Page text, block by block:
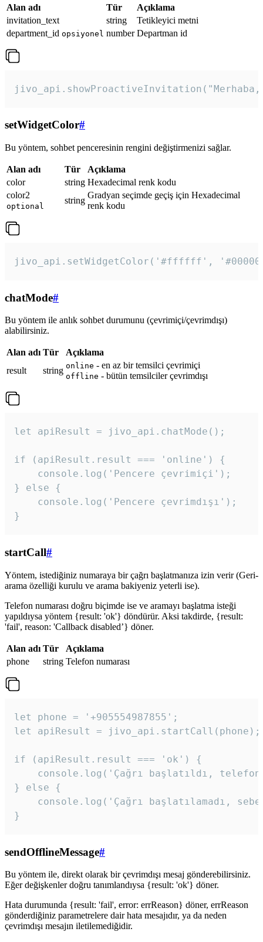
Alan adı Tür
Açıklama
invitation_text
string
Tetikleyici metni
department_id opsiyonel number Departman id
setWidgetColor#
Bu yöntem, sohbet penceresinin rengini değiştirmenizi sağlar.
Alan adı Tür
Açıklama
color
string Hexadecimal renk kodu
color2
optional
string
Gradyan seçimde geçiş için Hexadecimal
renk kodu
jivo_api.setWidgetColor('#ffffff',
chatMode#
Bu yöntem ile anlık sohbet durumunu (çevrimiçi/çevrimdışı)
alabilirsiniz.
Alan adı Tür
Açıklama
result
string online - en az bir temsilci çevrimiçi
offline - bütün temsilciler çevrimdışı
let apiResult = jivo_api.chatMode();
if (apiResult.result === 'online') {
    console.log('Pencere çevrimiçi');
} else {
    console.log('Pencere çevrimdışı');
}
startCall#
Yöntem, istediğiniz numaraya bir çağrı başlatmanıza izin verir (Geri-
arama özelliği kurulu ve arama bakiyeniz yeterli ise).
Telefon numarası doğru biçimde ise ve aramayı başlatma isteği
yapıldıysa yöntem {result: 'ok'} döndürür. Aksi takdirde, {result:
'fail', reason: 'Callback disabled’} döner.
Alan adı Tür
Açıklama
phone
string Telefon numarası
let phone = '+905554987855';
let apiResult = jivo_api.startCall(phone);
if (apiResult.result === 'ok') {
console.log('Çağrı başlatıldı,
} else {
console.log('Çağrı başlatılamadı,
}
sendOfflineMessage#
Bu yöntem ile, direkt olarak bir çevrimdışı mesaj gönderebilirsiniz.
Eğer değişkenler doğru tanımlandıysa {result: 'ok'} döner.
Hata durumunda {result: 'fail', error: errReason} döner, errReason
gönderdiğiniz parametrelere dair hata mesajıdır, ya da neden
çevrimdışı mesajın iletilemediğidir.